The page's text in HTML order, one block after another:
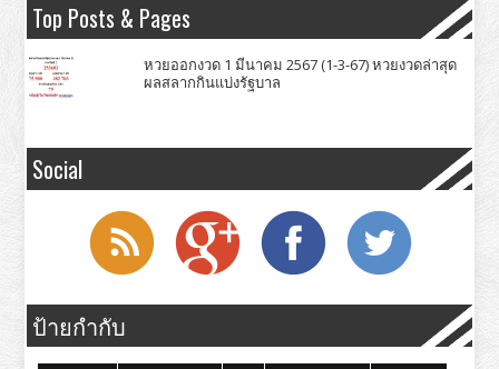
Top Posts & Pages
หวยออกงวด 1 มีนาคม 2567 (1-3-67) หวยงวดล่าสุด
ผลสลากกินแบ่งรัฐบาล
Social
ป้ายกำกับ